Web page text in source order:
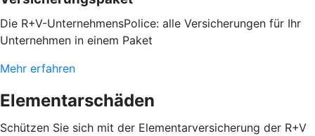
Die R+V-UnternehmensPolice: alle Versicherungen für Ihr
Unternehmen in einem Paket
Mehr erfahren
Elementarschäden
Schützen Sie sich mit der Elementarversicherung der R+V